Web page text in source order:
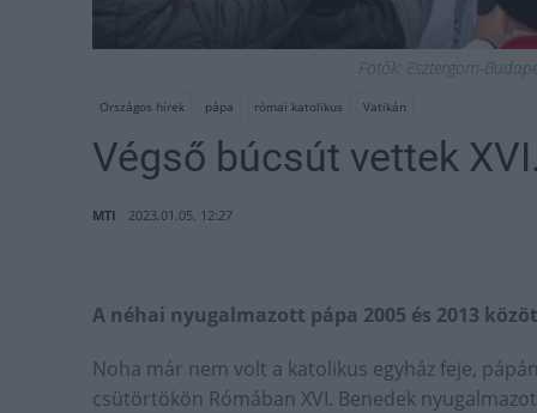
Fotók: Esztergom-
Országos hírek pápa római katolikus Vatikán
Végső búcsút vettek
MTI 2023.01.05. 12:27
A néhai nyugalmazott pápa 2005 és 2013
Noha már nem volt a katolikus egyház feje,
csütörtökön Rómában XVI. Benedek